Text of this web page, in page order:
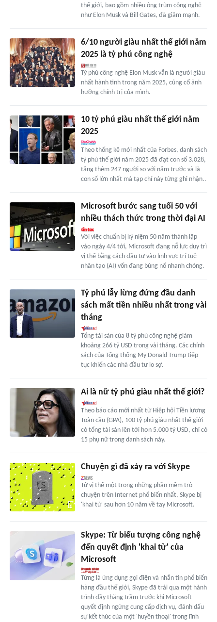
thế giới, bao gồm nhiều ông trùm công nghệ
như Elon Musk và Bill Gates, đã giảm mạnh.
6/10 người giàu nhất thế giới năm
2025 là tỷ phú công nghệ
Tỷ phú công nghệ Elon Musk vẫn là người giàu
nhất hành tinh trong năm 2025, củng cố ảnh
hưởng chính trị của mình.
10 tỷ phú giàu nhất thế giới năm
2025
Theo thống kê mới nhất của Forbes, danh sách
tỷ phú thế giới năm 2025 đã đạt con số 3.028,
tăng thêm 247 người so với năm trước và là
con số lớn nhất mà tạp chí này từng ghi nhận..
Microsoft bước sang tuổi 50 với
nhiều thách thức trong thời đại AI
Với việc chuẩn bị kỷ niệm 50 năm thành lập
vào ngày 4/4 tới, Microsoft đang nỗ lực duy trì
vị thế bằng cách đầu tư vào lĩnh vực trí tuệ
nhân tạo (AI) vốn đang bùng nổ nhanh chóng.
Tỷ phú lẫy lừng đứng đầu danh
sách mất tiền nhiều nhất trong vài
tháng
Tổng tài sản của 8 tỷ phú công nghệ giảm
khoảng 266 tỷ USD trong vài tháng. Các chính
sách của Tổng thống Mỹ Donald Trump tiếp
tục khiến các nhà đầu tư lo sợ.
Ai là nữ tỷ phú giàu nhất thế giới?
Theo báo cáo mới nhất từ Hiệp hội Tiền lương
Toàn cầu (GPA), 100 tỷ phú giàu nhất thế giới
có tổng tài sản lên tới hơn 5.000 tỷ USD, chỉ có
15 phụ nữ trong danh sách này.
Chuyện gì đã xảy ra với Skype
Từ vị thế một trong những phần mềm trò
chuyện trên Internet phổ biến nhất, Skype bị
'khai tử' sau hơn 10 năm về tay Microsoft.
Skype: Từ biểu tượng công nghệ
đến quyết định 'khai tử' của
Microsoft
Từng là ứng dụng gọi điện và nhắn tin phổ biến
hàng đầu thế giới, Skype đã trải qua một hành
trình đầy thăng trầm trước khi Microsoft
quyết định ngừng cung cấp dịch vụ, đánh dấu
sự kết thúc của một 'huyền thoại' trong lĩnh